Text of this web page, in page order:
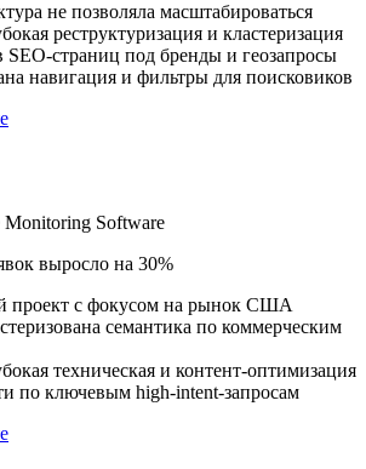
не позволяла масштабироваться
реструктуризация и кластеризация
SEO-страниц под бренды и геозапросы
навигация и фильтры для поисковиков
Monitoring Software
выросло на 30%
проект с фокусом на рынок США
семантика по коммерческим
техническая и контент-оптимизация
по ключевым high-intent-запросам